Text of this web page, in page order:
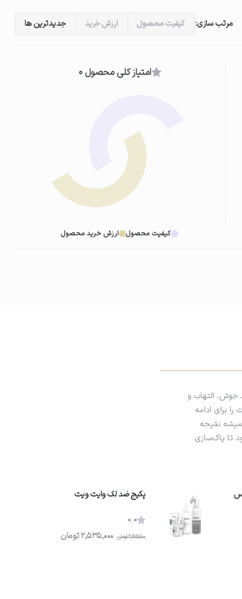
مرتب سازی: کیفیت محصول ارزش خرید جدیدترین ها
امتیاز کلی محصول 0
کیفیت محصول ارزش خرید محصول
جوش، التهاب و
برای ادامه
نتیجه
تا پاک‌سازی
پکیج ضد لک وایت ویت
0.0
2,815,700تومان 2,535,000تومان